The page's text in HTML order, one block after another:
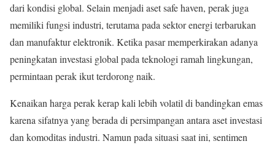
dari kondisi global. Selain menjadi aset safe haven, perak juga
memiliki fungsi industri, terutama pada sektor energi terbarukan
dan manufaktur elektronik. Ketika pasar memperkirakan adanya
peningkatan investasi global pada teknologi ramah lingkungan,
permintaan perak ikut terdorong naik.
Kenaikan harga perak kerap kali lebih volatil di bandingkan emas
karena sifatnya yang berada di persimpangan antara aset investasi
dan komoditas industri. Namun pada situasi saat ini, sentimen